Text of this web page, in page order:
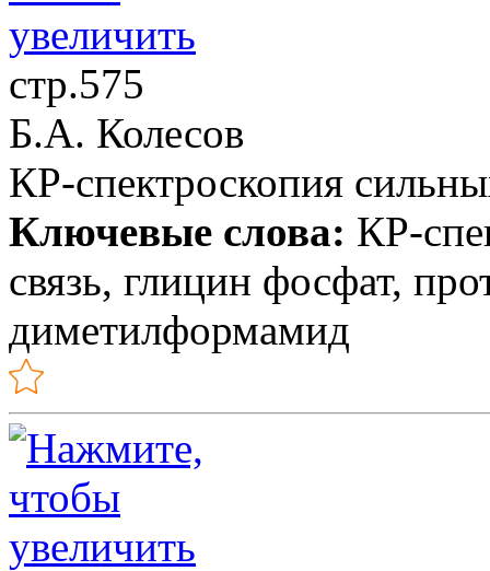
стр.575
Б.А. Колесов
КР-спектроскопия
Ключевые слова: КР-
связь, глицин фосфат,
диметилформамид